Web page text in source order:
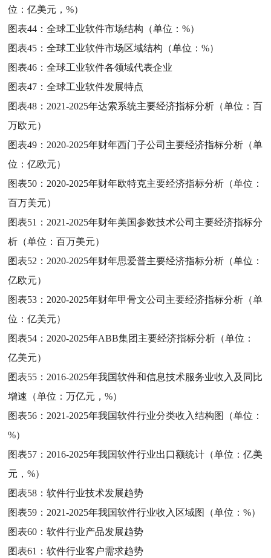
位：亿美元，%）
图表44：全球工业软件市场结构（单位：%）
图表45：全球工业软件市场区域结构（单位：%）
图表46：全球工业软件各领域代表企业
图表47：全球工业软件发展特点
图表48： 2021-2025年达索系统主要经济指标分析（单位：百
万欧元）
图表49： 2020-2025年财年西门子公司主要经济指标分析（单
位：亿欧元）
图表50： 2020-2025年财年欧特克主要经济指标分析（单位：
百万美元）
图表51： 2021-2025年财年美国参数技术公司主要经济指标分
析（单位：百万美元）
图表52： 2020-2025年财年思爱普主要经济指标分析（单位：
亿欧元）
图表53： 2020-2025年财年甲骨文公司主要经济指标分析（单
位：亿美元）
图表54： 2020-2025年ABB集团主要经济指标分析（单位：
亿美元）
图表55： 2016-2025年我国软件和信息技术服务业收入及同比
增速（单位：万亿元，%）
图表56： 2021-2025年我国软件行业分类收入结构图（单位：
%）
图表57： 2016-2025年我国软件行业出口额统计（单位：亿美
元，%）
图表58：软件行业技术发展趋势
图表59： 2021-2025年我国软件行业收入区域图（单位：%）
图表60：软件行业产品发展趋势
图表61：软件行业客户需求趋势